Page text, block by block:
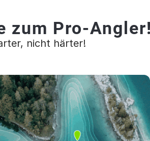
zum Pro-
nicht härter!